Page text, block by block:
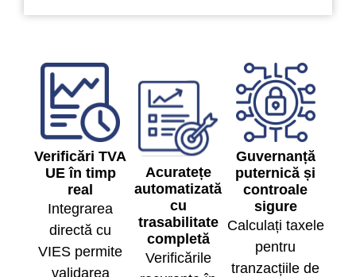
Verificări TVA
UE în timp
real
Integrarea
directă cu
VIES permite
validarea
Acuratețe
automatizată
cu
trasabilitate
completă
Verificările
Guvernanță
puternică și
controale
sigure
Calculați taxele
pentru
tranzacțiile de